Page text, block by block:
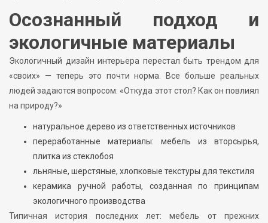
Осознанный подход и
экологичные материалы
Экологичный дизайн интерьера перестал быть трендом для
«своих» — теперь это почти норма. Все больше реальных
людей задаются вопросом: «Откуда этот стол? Как он повлиял
на природу?»
натуральное дерево из ответственных источников
переработанные материалы: мебель из вторсырья,
плитка из стеклобоя
льняные, шерстяные, хлопковые текстуры для текстиля
керамика ручной работы, созданная по принципам
экологичного производства
Типичная история последних лет: мебель от прежних